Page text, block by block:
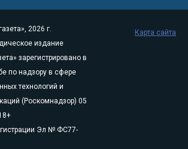
2026 г.
издание
зарегистрировано в
по надзору в сфере
технологий и
(Роскомнадзор) 05
Эл № ФС77-
Карта сайта